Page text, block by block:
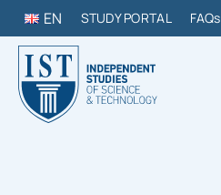
Skip
to
content
EN STUDY PORTAL FAQs